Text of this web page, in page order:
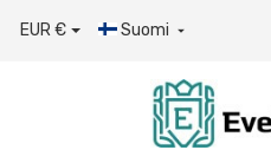
EUR € Suomi 